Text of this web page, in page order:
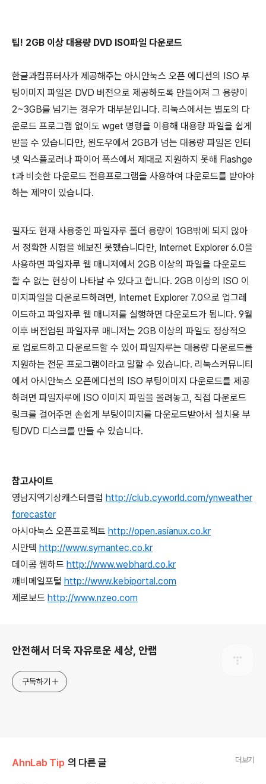
팁! 2GB 이상 대용량 DVD ISO파일 다운로드
한글과컴퓨터사가 제공해주는 아시안눅스 오픈 에디션의 ISO 부
팅이미지 파일은 DVD 버전으로 제공하도록 만들어져 그 용량이
2~3GB를 넘기는 경우가 대부분입니다. 리눅스에서는 별도의 다
운로드 프로그램 없이도 wget 명령을 이용해 대용량 파일을 쉽게
받을 수 있습니다만, 윈도우에서 2GB가 넘는 대용량 파일은 인터
넷 익스플로러나 파이어 폭스에서 제대로 지원하지 못해 Flashge
t과 비슷한 다운로드 전용프로그램을 사용하여 다운로드를 받아야
하는 제약이 있습니다.
필자도 현재 사용중인 파일자루 폴더 용량이 1GB밖에 되지 않아
서 정확한 시험을 해보진 못했습니다만, Internet Explorer 6.0을
사용하면 파일자루 웹 매니저에서 2GB 이상의 파일을 다운로드
할 수 없는 현상이 나타날 수 있다고 합니다. 2GB 이상의 ISO 이
미지파일을 다운로드하려면, Internet Explorer 7.0으로 업그레
이드하고 파일자루 웹 매니저를 실행하면 다운로드가 됩니다. 9월
이후 버전업된 파일자루 매니저는 2GB 이상의 파일도 정상적으
로 업로드하고 다운로드할 수 있어 파일자루는 대용량 다운로드를
지원하는 전문 프로그램이라고 말할 수 있습니다. 리눅스커뮤니티
에서 아시안눅스 오픈에디션의 ISO 부팅이미지 다운로드를 제공
하려면 파일자루에 ISO 이미지 파일을 올려놓고, 직접 다운로드
링크를 걸어주면 손쉽게 부팅이미지를 다운로드받아서 설치용 부
팅DVD 디스크를 만들 수 있습니다.
참고사이트
영남지역기상캐스터클럽 http://club.cyworld.com/ynweather
forecaster
아시아눅스 오픈프로젝트 http://open.asianux.co.kr
시만텍 http://www.symantec.co.kr
데이콤 웹하드 http://www.webhard.co.kr
깨비메일포털 http://www.kebiportal.com
제로보드 http://www.nzeo.com
안전해서 더욱 자유로운 세상, 안랩
구독하기
AhnLab Tip 의 다른 글 더보기